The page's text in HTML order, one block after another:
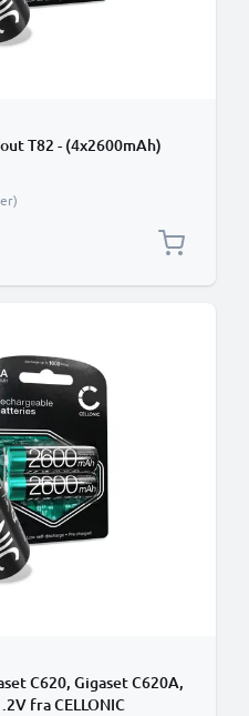
T82 - (4x2600mAh)
C620, Gigaset C620A,
fra CELLONIC